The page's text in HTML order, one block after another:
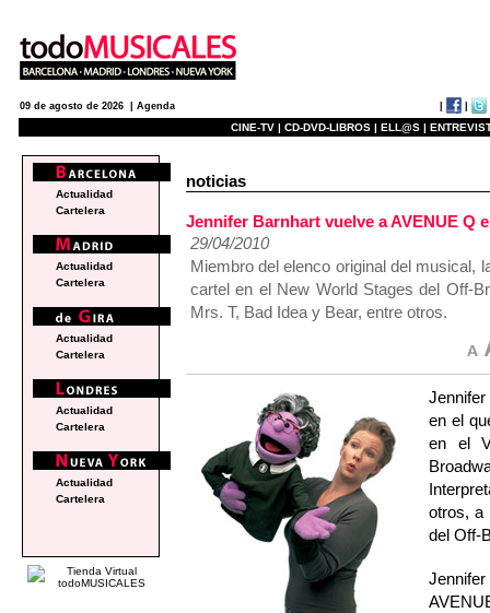
09 de agosto de 2026 | Agenda
CINE-TV | CD-DVD-LIBROS | ELL@S |
noticias
Jennifer Barnhart vuelve a AVENUE Q
29/04/2010
Miembro del elenco original del musical,
cartel en el New World Stages del Off-
Mrs. T, Bad Idea y Bear, entre otros.
en el
en el
otros, a
del Off-
Actualidad
Cartelera
Actualidad
Cartelera
Actualidad
Cartelera
Actualidad
Cartelera
Actualidad
Cartelera